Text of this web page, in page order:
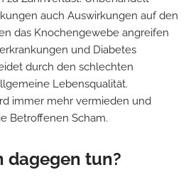
auch Auswirkungen auf den
das Knochengewebe angreifen
und Diabetes
durch den schlechten
Lebensqualität.
immer mehr vermieden und
Betroffenen Scham.
dagegen tun?